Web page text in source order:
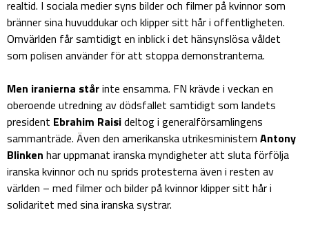
realtid. I sociala medier syns bilder och filmer på kvinnor som
bränner sina huvuddukar och klipper sitt hår i offentligheten.
Omvärlden får samtidigt en inblick i det hänsynslösa våldet
som polisen använder för att stoppa demonstranterna.
Men iranierna stårinte ensamma. FN krävde i veckan en
oberoende utredning av dödsfallet samtidigt som landets
president Ebrahim Raisideltog i generalförsamlingens
sammanträde. Även den amerikanska utrikesministern Antony
Blinken har uppmanat iranska myndigheter att sluta förfölja
iranska kvinnor och nu sprids protesterna även i resten av
världen – med filmer och bilder på kvinnor klipper sitt hår i
solidaritet med sina iranska systrar.